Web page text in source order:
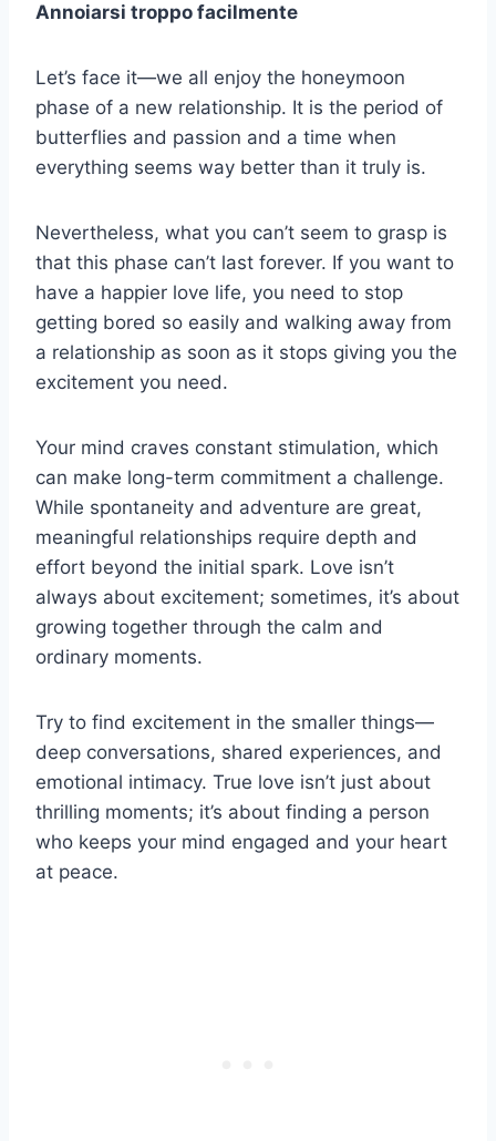
Annoiarsi troppo facilmente
Let’s face it—we all enjoy the honeymoon
phase of a new relationship. It is the period of
butterflies and passion and a time when
everything seems way better than it truly is.
Nevertheless, what you can’t seem to grasp is
that this phase can’t last forever. If you want to
have a happier love life, you need to stop
getting bored so easily and walking away from
a relationship as soon as it stops giving you the
excitement you need.
Your mind craves constant stimulation, which
can make long-term commitment a challenge.
While spontaneity and adventure are great,
meaningful relationships require depth and
effort beyond the initial spark. Love isn’t
always about excitement; sometimes, it’s about
growing together through the calm and
ordinary moments.
Try to find excitement in the smaller things—
deep conversations, shared experiences, and
emotional intimacy. True love isn’t just about
thrilling moments; it’s about finding a person
who keeps your mind engaged and your heart
at peace.